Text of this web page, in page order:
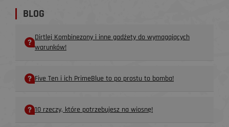
BLOG
Dirtlej Kombinezony i inne gadżety do wymagających
warunków!
Five Ten i ich PrimeBlue to po prostu to bomba!
10 rzeczy, które potrzebujesz na wiosnę!